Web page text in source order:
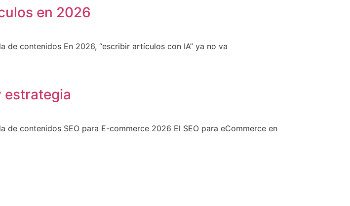
en 2026
de contenidos En 2026, “escribir artículos con IA” ya no va
estrategia
contenidos SEO para E-commerce 2026 El SEO para eCommerce en